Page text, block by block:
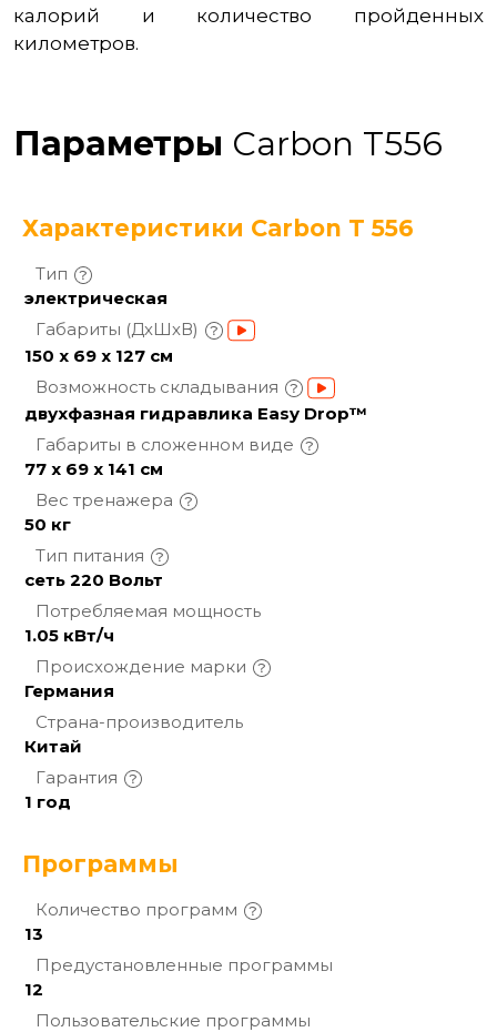
калорий и количество пройденных
километров.
Параметры Carbon T556
Характеристики Carbon T 556
Тип
электрическая
Габариты (ДхШхВ)
150 х 69 х 127 см
Возможность складывания
двухфазная гидравлика Easy Drop™
Габариты в сложенном виде
77 х 69 х 141 см
Вес тренажера
50 кг
Тип питания
сеть 220 Вольт
Потребляемая мощность
1.05 кВт/ч
Происхождение марки
Германия
Страна-производитель
Китай
Гарантия
1 год
Программы
Количество программ
13
Предустановленные программы
12
Пользовательские программы